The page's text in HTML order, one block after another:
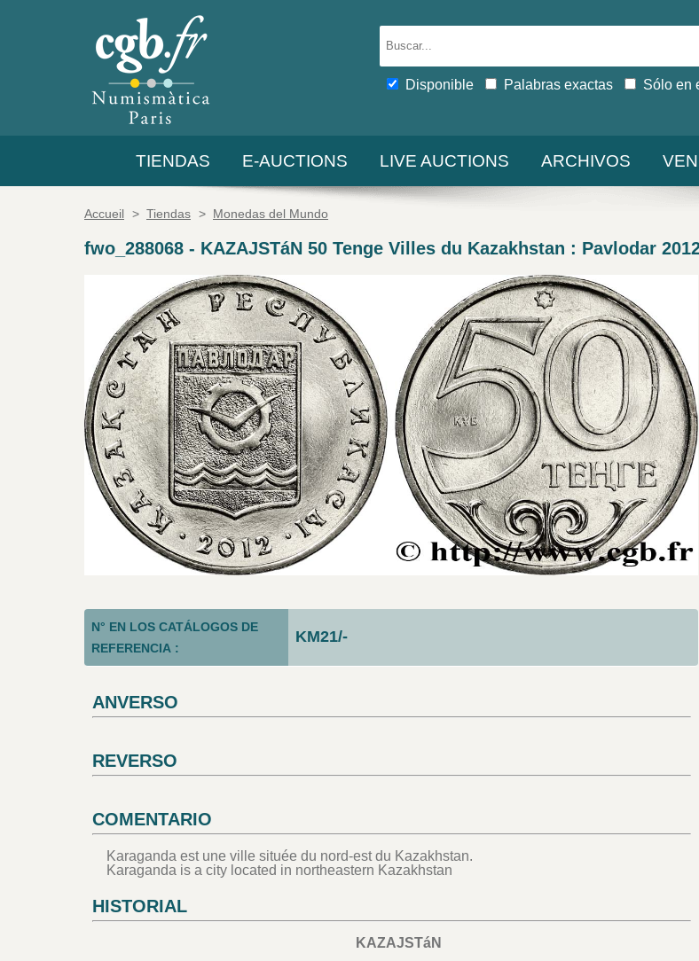
Disponible Palabras exactas Sólo en
TIENDAS E-AUCTIONS LIVE AUCTIONS ARCHIVOS
Accueil > Tiendas > Monedas del Mundo
fwo_288068 - KAZAJSTáN 50 Tenge Villes du Kazakhstan : Pavlodar
N° EN LOS CATÁLOGOS DE
REFERENCIA :
KM21/-
ANVERSO
REVERSO
COMENTARIO
Karaganda est une ville située du nord-est du Kazakhstan.
Karaganda is a city located in northeastern Kazakhstan
HISTORIAL
KAZAJSTáN